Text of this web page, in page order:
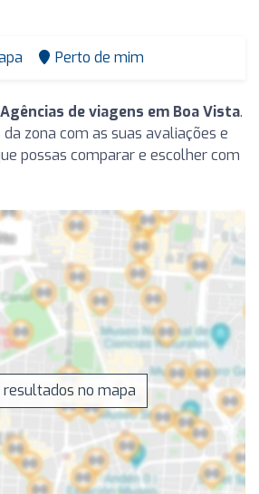
Perto de mim
Agências de viagens em Boa Vista.
zona com as suas avaliações e
possas comparar e escolher com
resultados no mapa